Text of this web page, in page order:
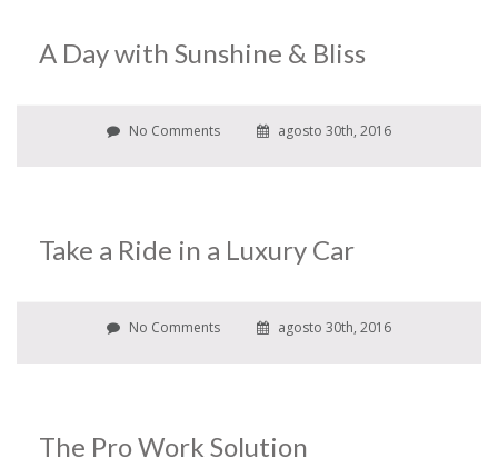
A Day with Sunshine & Bliss
No Comments agosto 30th, 2016
Take a Ride in a Luxury Car
No Comments agosto 30th, 2016
The Pro Work Solution